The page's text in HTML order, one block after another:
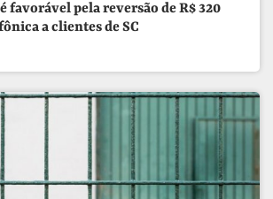
favorável pela reversão de R$ 320
a clientes de SC